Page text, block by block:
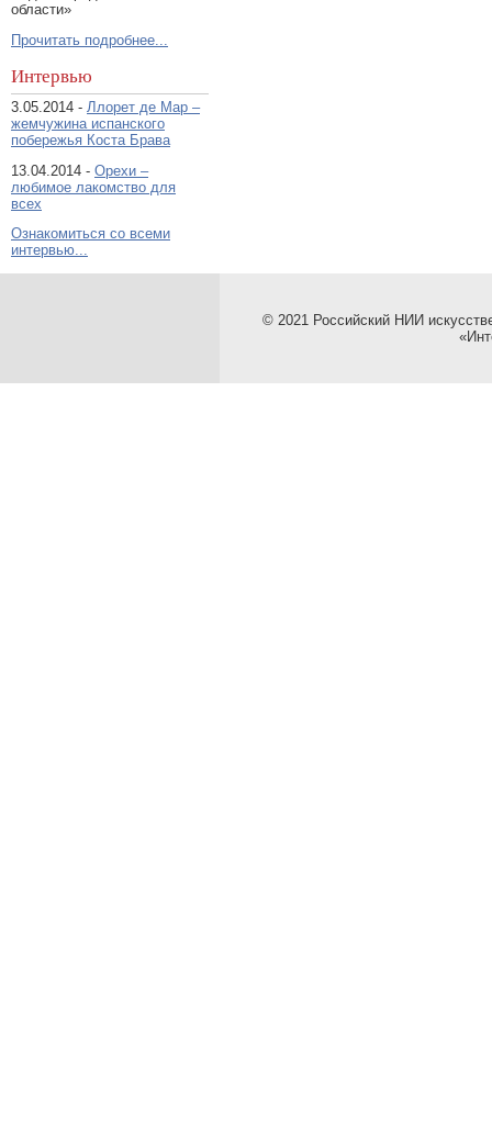
области»
Прочитать подробнее...
Интервью
3.05.2014 - Ллорет де Мар –
жемчужина испанского
побережья Коста Брава
13.04.2014 - Орехи –
любимое лакомство для
всех
Ознакомиться со всеми
интервью...
© 2021 Российский НИИ